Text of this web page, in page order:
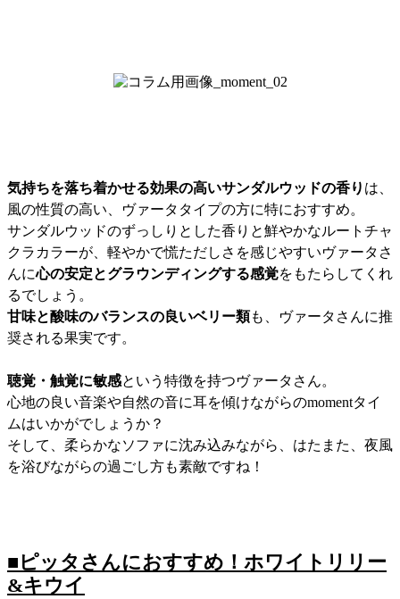
気持ちを落ち着かせる効果の高いサンダルウッドの香り は、
風の性質の高い、ヴァータタイプの方に特におすすめ。
サンダルウッドのずっしりとした香りと鮮やかなルートチャ
クラカラーが、軽やかで慌ただしさを感じやすいヴァータさ
んに心の安定とグラウンディングする感覚をもたらしてくれ
るでしょう。
甘味と酸味のバランスの良いベリー類も、ヴァータさんに推
奨される果実です。
聴覚・触覚に敏感という特徴を持つヴァータさん。
心地の良い音楽や自然の音に耳を傾けながらのmomentタイ
ムはいかがでしょうか？
そして、柔らかなソファに沈み込みながら、はたまた、夜風
を浴びながらの過ごし方も素敵ですね！
■ピッタさんにおすすめ！ホワイトリリー
&キウイ